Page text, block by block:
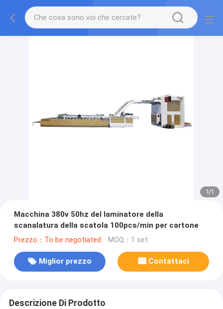
1/1
Macchina 380v 50hz del laminatore della
scanalatura della scatola 100pcs/min per cartone
Prezzo：To be negotiated MOQ：1 set
Miglior prezzo Contattaci
Descrizione Di Prodotto